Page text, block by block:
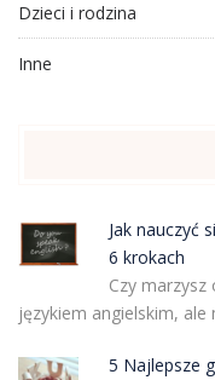
Dzieci i rodzina
Inne
Jak nauczyć
6 krokach
Czy marzysz
językiem angielskim, ale
5 Najlepsze